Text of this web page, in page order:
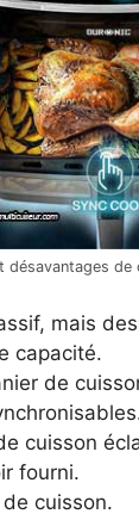
désavantages de
mais
capacité.
de
cuisson
fourni.
cuisson.